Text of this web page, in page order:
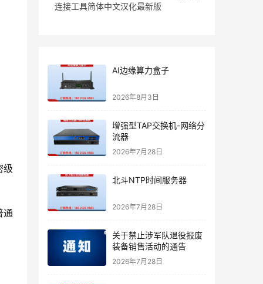
级
通
连接工具简体中文汉化最新版
AI边缘算力盒子
2026年8月3日
增强型TAP交换机-网络分
流器
2026年7月28日
北斗NTP时间服务器
2026年7月28日
关于禁止涉军队退役报废
装备销售活动的通告
2026年7月28日